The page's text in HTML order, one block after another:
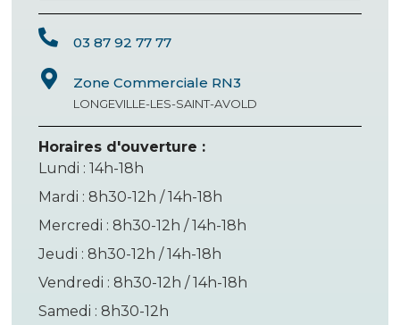
03 87 92 77 77
Zone Commerciale RN3
LONGEVILLE-LES-SAINT-AVOLD
Horaires d'ouverture :
Lundi : 14h-18h
Mardi : 8h30-12h / 14h-18h
Mercredi : 8h30-12h / 14h-18h
Jeudi : 8h30-12h / 14h-18h
Vendredi : 8h30-12h / 14h-18h
Samedi : 8h30-12h